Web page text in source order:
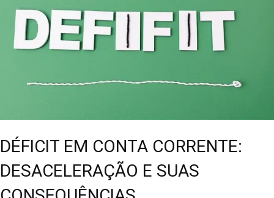
DÉFICIT EM CONTA CORRENTE:
DESACELERAÇÃO E SUAS